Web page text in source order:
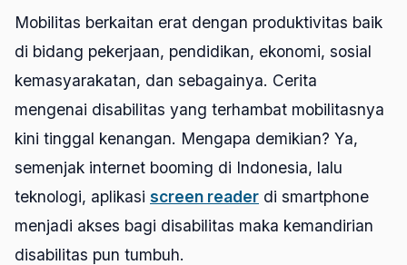
Mobilitas berkaitan erat dengan produktivitas baik
di bidang pekerjaan, pendidikan, ekonomi, sosial
kemasyarakatan, dan sebagainya. Cerita
mengenai disabilitas yang terhambat mobilitasnya
kini tinggal kenangan. Mengapa demikian? Ya,
semenjak internet booming di Indonesia, lalu
teknologi, aplikasi screen reader di smartphone
menjadi akses bagi disabilitas maka kemandirian
disabilitas pun tumbuh.